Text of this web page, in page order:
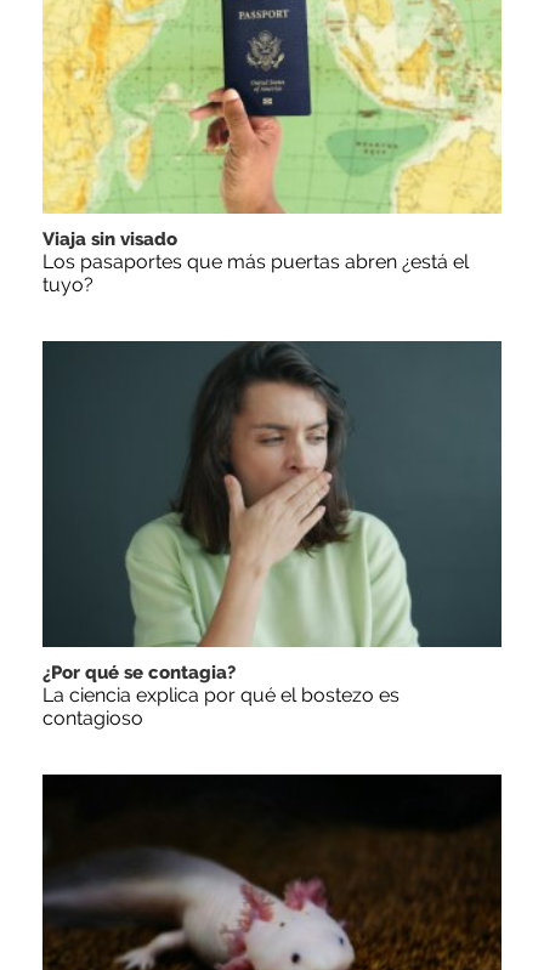
Viaja sin visado
Los pasaportes que más puertas abren ¿está el
tuyo?
¿Por qué se contagia?
La ciencia explica por qué el bostezo es
contagioso